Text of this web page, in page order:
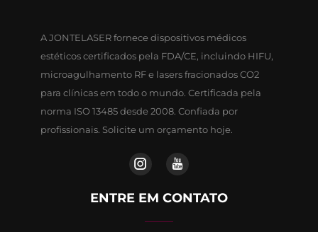
A JONTELASER fornece dispositivos médicos
estéticos certificados pela FDA/CE, incluindo HIFU,
microagulhamento RF e lasers fracionados CO2
para clínicas em todo o mundo. Certificada pela
norma ISO 13485 desde 2008. Confiada por
profissionais. Solicite um orçamento hoje.
ENTRE EM CONTATO